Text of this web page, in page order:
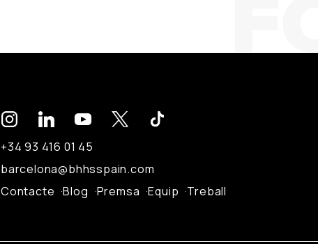
+34 93 416 01 45
barcelona@bhhsspain.com
Contacte
Blog Premsa Equip Treball